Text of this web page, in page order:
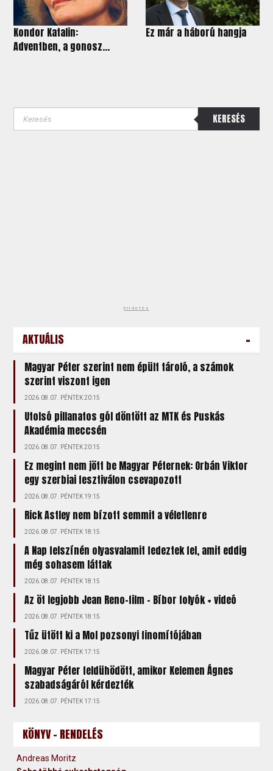
Kondor Katalin:
Adventben, a gonosz...
Ez már a háború hangja
KERESÉS
hirdetés
AKTUÁLIS -
Magyar Péter szerint nem épült tároló, a számok
szerint viszont igen
2026.08.07. PÉNTEK 20:15
Utolsó pillanatos gól döntött az MTK és Puskás
Akadémia meccsén
2026.08.07. PÉNTEK 20:15
Ez megint nem jött be Magyar Péternek: Orbán Viktor
egy szerbiai fesztiválon csevapozott
2026.08.07. PÉNTEK 19:15
Rick Astley nem bízott semmit a véletlenre
2026.08.07. PÉNTEK 18:15
A Nap felszínén olyasvalamit fedeztek fel, amit eddig
még sohasem láttak
2026.08.07. PÉNTEK 18:15
Az öt legjobb Jean Reno-film – Bíbor folyók + videó
2026.08.07. PÉNTEK 18:15
Tűz ütött ki a Mol pozsonyi finomítójában
2026.08.07. PÉNTEK 17:15
Magyar Péter feldühödött, amikor Kelemen Ágnes
szabadságáról kérdezték
2026.08.07. PÉNTEK 17:15
KÖNYV - RENDELÉS
Andreas Moritz